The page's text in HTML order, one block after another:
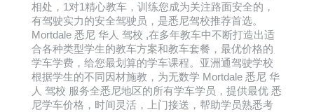
相处，1对1精心教车，训练您成为关注路面安全的，
有驾驶实力的安全驾驶员，是悉尼驾校推荐首选。
Mortdale 悉尼 华人 驾校 ,在多年教车中不断打造出适
合各种类型学生的教车方案和教车套餐，最优价格的
学车学费，给您最划算的学车课程。亚洲通驾驶学校
根据学生的不同因材施教，为无数学 Mortdale 悉尼 华
人 驾校 服务全悉尼地区的所有学车学员，提供最优 悉
尼学车价格，时间灵活，上门接送，帮助学员熟悉考